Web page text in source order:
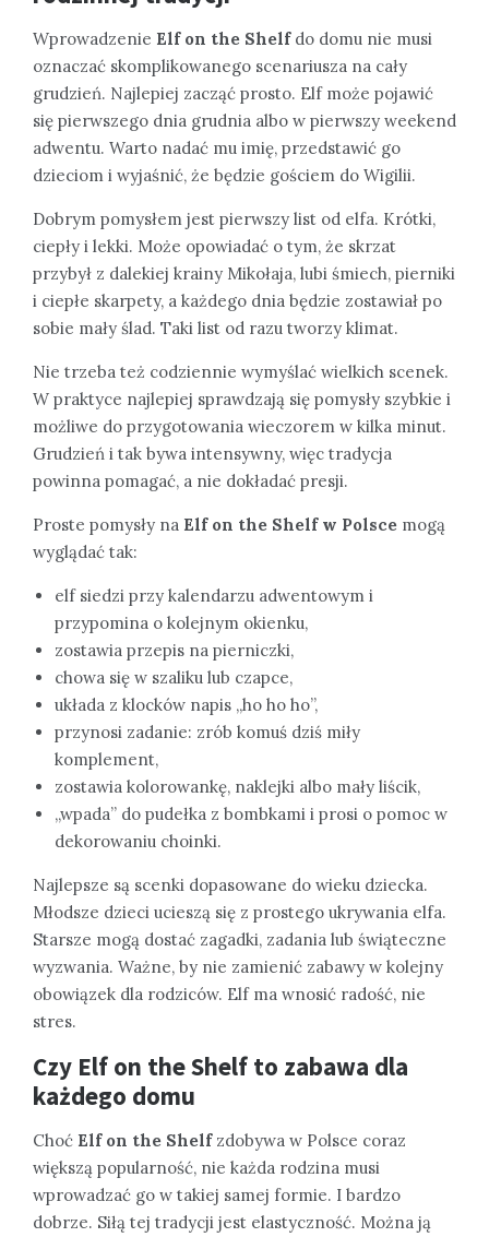
Wprowadzenie Elf on the Shelfdo domu nie musi
oznaczać skomplikowanego scenariusza na cały
grudzień. Najlepiej zacząć prosto. Elf może pojawić
się pierwszego dnia grudnia albo w pierwszy weekend
adwentu. Warto nadać mu imię, przedstawić go
dzieciom i wyjaśnić, że będzie gościem do Wigilii.
Dobrym pomysłem jest pierwszy list od elfa. Krótki,
ciepły i lekki. Może opowiadać o tym, że skrzat
przybył z dalekiej krainy Mikołaja, lubi śmiech, pierniki
i ciepłe skarpety, a każdego dnia będzie zostawiał po
sobie mały ślad. Taki list od razu tworzy klimat.
Nie trzeba też codziennie wymyślać wielkich scenek.
W praktyce najlepiej sprawdzają się pomysły szybkie i
możliwe do przygotowania wieczorem w kilka minut.
Grudzień i tak bywa intensywny, więc tradycja
powinna pomagać, a nie dokładać presji.
Proste pomysły na Elf on the Shelf w Polsce mogą
wyglądać tak:
elf siedzi przy kalendarzu adwentowym i
przypomina o kolejnym okienku,
zostawia przepis na pierniczki,
chowa się w szaliku lub czapce,
układa z klocków napis „ho ho ho”,
przynosi zadanie: zrób komuś dziś miły
komplement,
zostawia kolorowankę, naklejki albo mały liścik,
„wpada” do pudełka z bombkami i prosi o pomoc w
dekorowaniu choinki.
Najlepsze są scenki dopasowane do wieku dziecka.
Młodsze dzieci ucieszą się z prostego ukrywania elfa.
Starsze mogą dostać zagadki, zadania lub świąteczne
wyzwania. Ważne, by nie zamienić zabawy w kolejny
obowiązek dla rodziców. Elf ma wnosić radość, nie
stres.
Czy Elf on the Shelf to zabawa dla
każdego domu
Choć Elf on the Shelfzdobywa w Polsce coraz
większą popularność, nie każda rodzina musi
wprowadzać go w takiej samej formie. I bardzo
dobrze. Siłą tej tradycji jest elastyczność. Można ją